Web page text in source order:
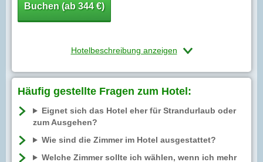
Buchen (ab 344 €)
Hotelbeschreibung anzeigen
Häufig gestellte Fragen zum Hotel:
Eignet sich das Hotel eher für Strandurlaub oder
zum Ausgehen?
Wie sind die Zimmer im Hotel ausgestattet?
Welche Zimmer sollte ich wählen, wenn ich mehr